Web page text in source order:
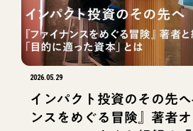
2026.05.29
インパクト投資のその先
ンスをめぐる冒険』著者